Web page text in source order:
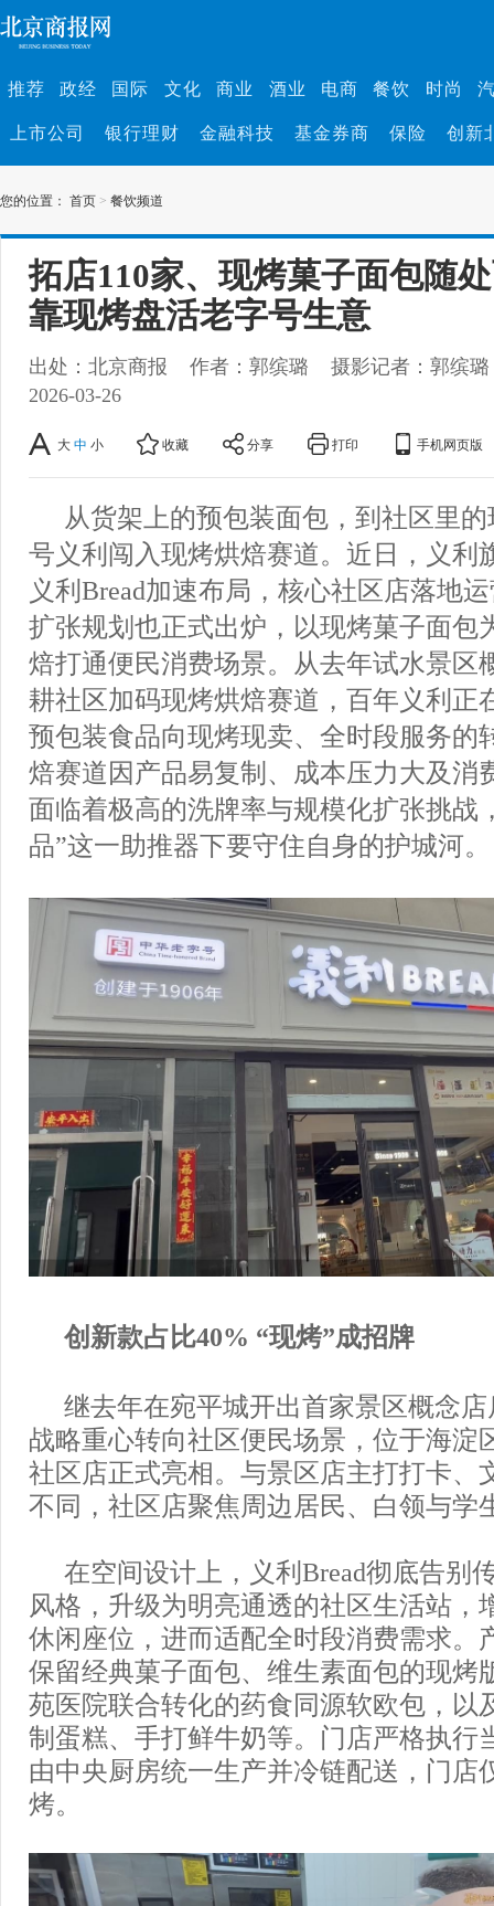
推荐 政经 国际 文化 商业 酒业 电商 餐饮 时尚
上市公司 银行理财 金融科技 基金券商 保险 创新
您的位置： 首页 > 餐饮频道
拓店110家、现烤菓子面包随
靠现烤盘活老字号生意
出处：北京商报 作者：郭缤璐
摄影记者：郭缤璐
2026-03-26
大 中 小 收藏 分享 打印 手机网页版
从货架上的预包装面包，到社区里
号义利闯入现烤烘焙赛道。近日，义利
义利Bread加速布局，核心社区店落地
扩张规划也正式出炉，以现烤菓子面包
焙打通便民消费场景。从去年试水景区
耕社区加码现烤烘焙赛道，百年义利正
预包装食品向现烤现卖、全时段服务的
焙赛道因产品易复制、成本压力大及消
面临着极高的洗牌率与规模化扩张挑战
品”这一助推器下要守住自身的护城河。
创新款占比40% “现烤”成招牌
继去年在宛平城开出首家景区概念店
战略重心转向社区便民场景，位于海淀
社区店正式亮相。与景区店主打打卡、
不同，社区店聚焦周边居民、白领与学
在空间设计上，义利Bread彻底告别
风格，升级为明亮通透的社区生活站，
休闲座位，进而适配全时段消费需求。
保留经典菓子面包、维生素面包的现烤
苑医院联合转化的药食同源软欧包，以
制蛋糕、手打鲜牛奶等。门店严格执行
由中央厨房统一生产并冷链配送，门店
烤。